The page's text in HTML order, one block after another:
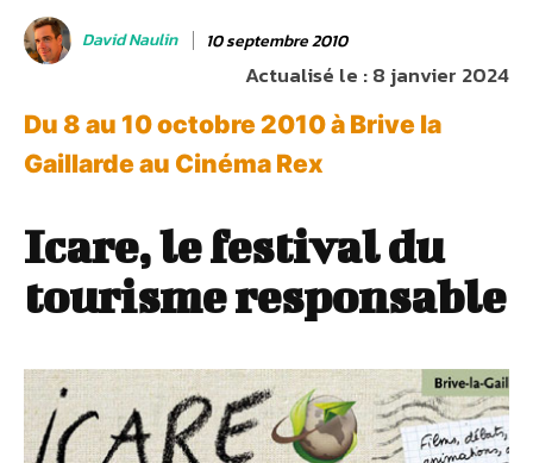
David Naulin 10 septembre 2010
Actualisé le :8 janvier 2024
Du 8 au 10 octobre 2010 à Brive la
Gaillarde au Cinéma Rex
Icare, le festival du
tourisme responsable